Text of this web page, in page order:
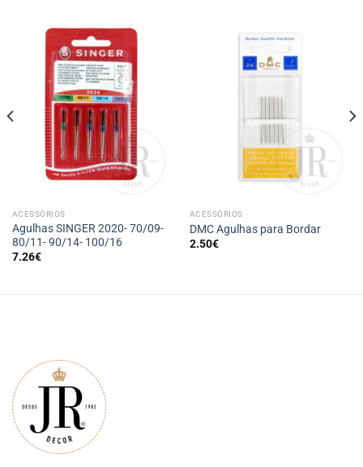
ACESSÓRIOS
Agulhas SINGER 2020- 70/09-
80/11- 90/14- 100/16
7.26€
ACESSÓRIOS
DMC Agulhas para Bordar
2.50€